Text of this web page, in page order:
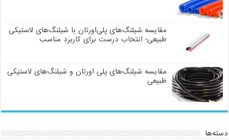
مقایسه شیلنگ‌های پلی‌اورتان با شیلنگ‌های لاستیکی
طبیعی؛ انتخاب درست برای کاربرد مناسب
مقایسه شیلنگ‌های پلی اورتان و شیلنگ‌های لاستیکی
طبیعی
دسته‌ها